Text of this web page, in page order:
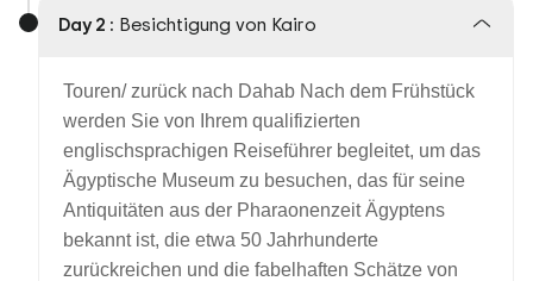
Day 2 : Besichtigung von Kairo
Touren/ zurück nach Dahab Nach dem Frühstück
werden Sie von Ihrem qualifizierten
englischsprachigen Reiseführer begleitet, um das
Ägyptische Museum zu besuchen, das für seine
Antiquitäten aus der Pharaonenzeit Ägyptens
bekannt ist, die etwa 50 Jahrhunderte
zurückreichen und die fabelhaften Schätze von